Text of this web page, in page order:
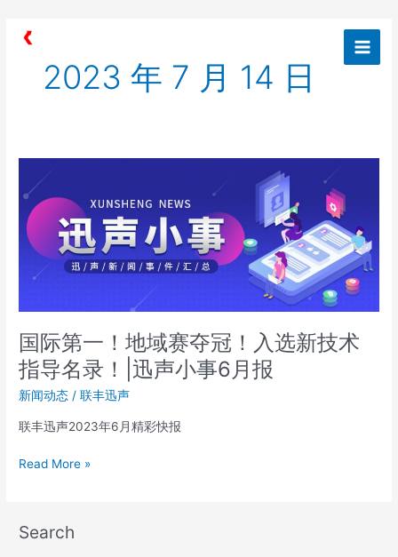
2023 年 7 月 14 日
国际第一！地域赛夺冠！入选新技术
指导名录！|迅声小事6月报
新闻动态 /联丰迅声
联丰迅声2023年6月精彩快报
一！
地
入
选
新
技
术
导
声
Read More »
Search